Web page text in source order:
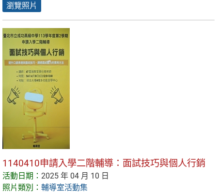
瀏覽照片
1140410申請入學二階輔導：面試技巧與個人行銷
活動日期： 2025 年 04 月 10 日
照片類別： 輔導室活動集